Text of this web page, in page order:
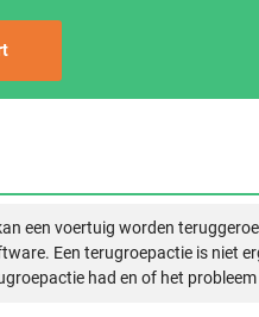
een voertuig worden
Een terugroepactie is niet
had en of het